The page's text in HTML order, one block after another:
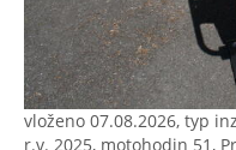
vloženo 07.08.2026, typ
r.v. 2025, motohodin 51,